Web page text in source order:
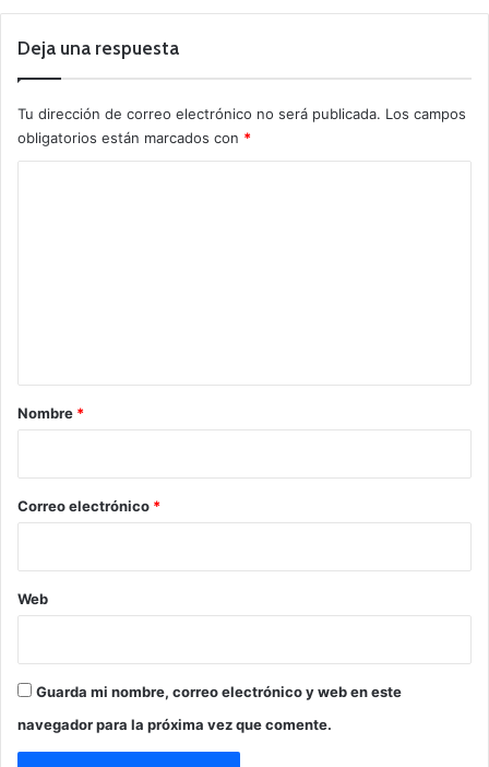
Deja una respuesta
Tu dirección de correo electrónico no será publicada. Los campos
obligatorios están marcados con *
r
*
Nombre *
Correo electrónico *
Web
Guarda mi nombre, correo electrónico y web en este
navegador para la próxima vez que comente.